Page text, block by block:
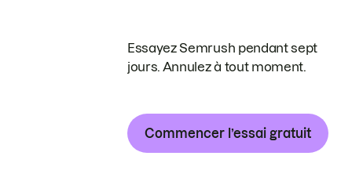
Essayez Semrush pendant sept
jours. Annulez à tout moment.
Commencer l’essai gratuit